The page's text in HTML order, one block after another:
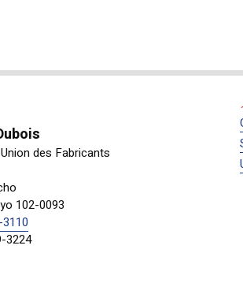
こなわれていないことやロボット検索によ
等の問題があると認識している。
を排除するための枠組みを設ける協調的取
、欧州や米国で適用されているものより先
情報交換・協力体制は緊密であり特筆に値
ということも、もちろん存在する。以下に
des Fabricants
102-0093
3224